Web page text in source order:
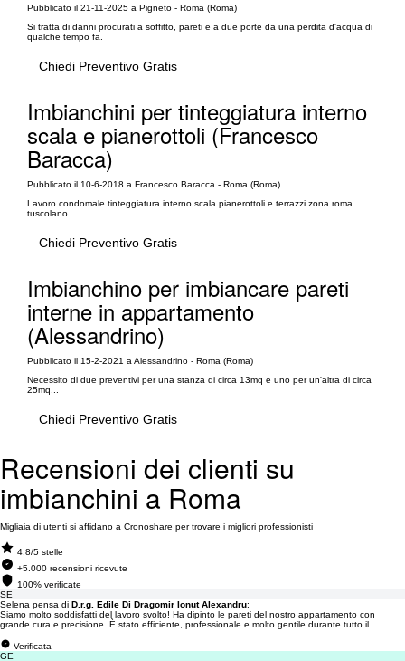
Pubblicato il 21-11-2025 a Pigneto - Roma (Roma)
Si tratta di danni procurati a soffitto, pareti e a due porte da una perdita d'acqua di
qualche tempo fa.
Chiedi Preventivo Gratis
Imbianchini per tinteggiatura interno
scala e pianerottoli (Francesco
Baracca)
Pubblicato il 10-6-2018 a Francesco Baracca - Roma (Roma)
Lavoro condomale tinteggiatura interno scala pianerottoli e terrazzi zona roma
tuscolano
Chiedi Preventivo Gratis
Imbianchino per imbiancare pareti
interne in appartamento
(Alessandrino)
Pubblicato il 15-2-2021 a Alessandrino - Roma (Roma)
Necessito di due preventivi per una stanza di circa 13mq e uno per un'altra di circa
25mq...
Chiedi Preventivo Gratis
Recensioni dei clienti su
imbianchini a Roma
Migliaia di utenti si affidano a Cronoshare per trovare i migliori professionisti
4.8/5 stelle
+5.000 recensioni ricevute
100% verificate
SE
Selena pensa di D.r.g. Edile Di Dragomir Ionut Alexandru:
Siamo molto soddisfatti del lavoro svolto! Ha dipinto le pareti del nostro appartamento con
grande cura e precisione. È stato efficiente, professionale e molto gentile durante tutto il...
Verificata
GE